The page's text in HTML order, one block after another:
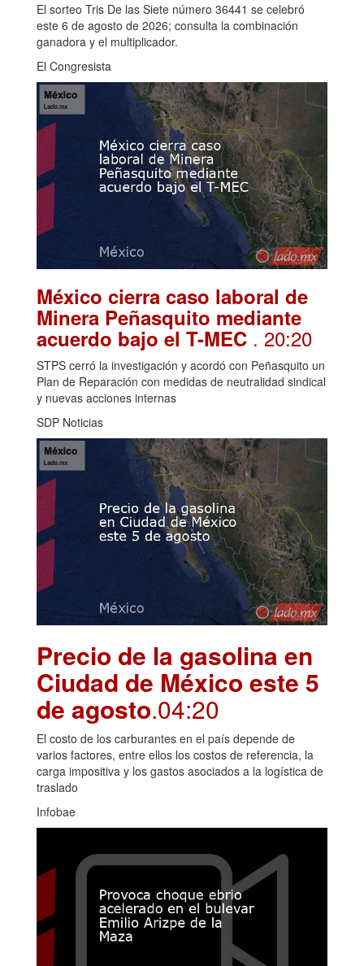
El sorteo Tris De las Siete número 36441 se celebró
este 6 de agosto de 2026; consulta la combinación
ganadora y el multiplicador.
El Congresista
México cierra caso laboral de
Minera Peñasquito mediante
acuerdo bajo el T-MEC . 20:20
STPS cerró la investigación y acordó con Peñasquito un
Plan de Reparación con medidas de neutralidad sindical
y nuevas acciones internas
SDP Noticias
Precio de la gasolina en
Ciudad de México este 5
de agosto.04:20
El costo de los carburantes en el país depende de
varios factores, entre ellos los costos de referencia, la
carga impositiva y los gastos asociados a la logística de
traslado
Infobae